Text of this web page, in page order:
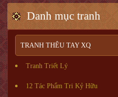
Danh mục tranh
TRANH THÊU TAY XQ
Tranh Triết Lý
12 Tác Phẩm Tri Kỷ Hữu